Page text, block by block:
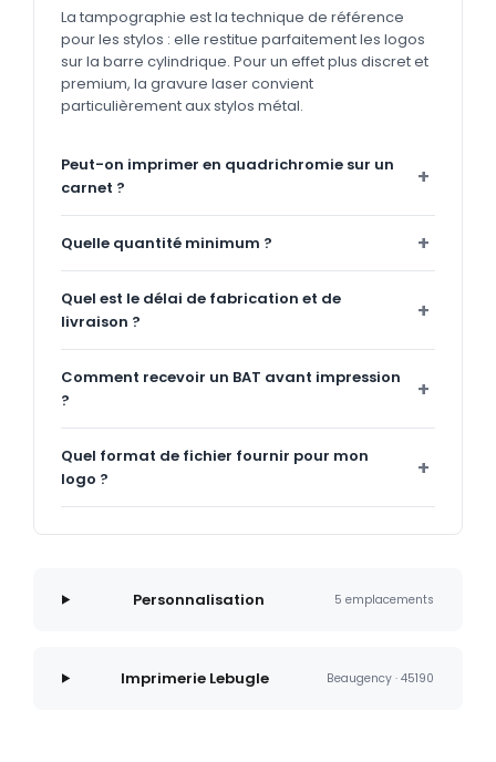
La tampographie est la technique de référence
pour les stylos : elle restitue parfaitement les logos
sur la barre cylindrique. Pour un effet plus discret et
premium, la gravure laser convient
particulièrement aux stylos métal.
Peut-on imprimer en quadrichromie sur un
carnet ?
Quelle quantité minimum ?
Quel est le délai de fabrication et de
livraison ?
Comment recevoir un BAT avant impression
?
Quel format de fichier fournir pour mon
logo ?
Personnalisation 5 emplacements
Imprimerie Lebugle Beaugency · 45190